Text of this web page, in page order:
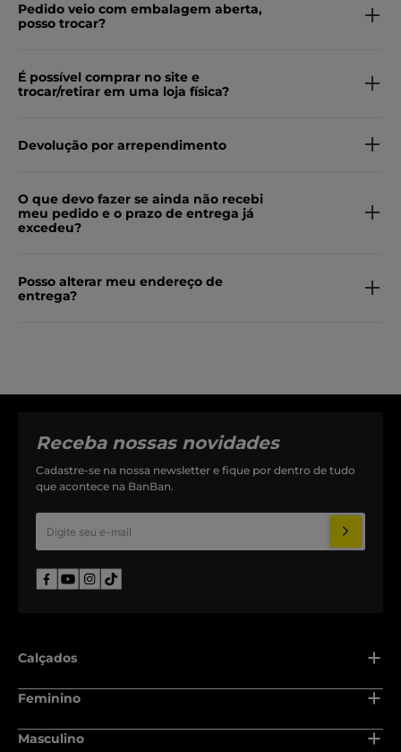
Pedido veio com embalagem aberta,
posso trocar?
É possível comprar no site e
trocar/retirar em uma loja física?
Devolução por arrependimento
O que devo fazer se ainda não recebi
meu pedido e o prazo de entrega já
excedeu?
Posso alterar meu endereço de
entrega?
Receba nossas novidades
Cadastre-se na nossa newsletter e fique por dentro de tudo
que acontece na BanBan.
Calçados
Adulto
Recém nascido
Feminino
Adulto
Masculino